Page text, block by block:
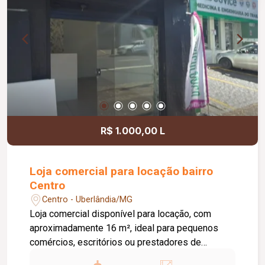
R$ 1.000,00 L
Loja comercial para locação bairro
Centro
Centro - Uberlândia/MG
Loja comercial disponível para locação, com
aproximadamente 16 m², ideal para pequenos
comércios, escritórios ou prestadores de